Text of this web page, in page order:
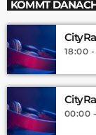
KOMMT
18:00
00:00 -